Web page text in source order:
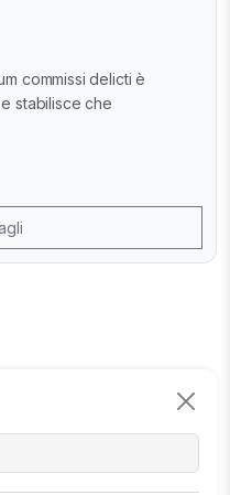
commissi delicti è
stabilisce che